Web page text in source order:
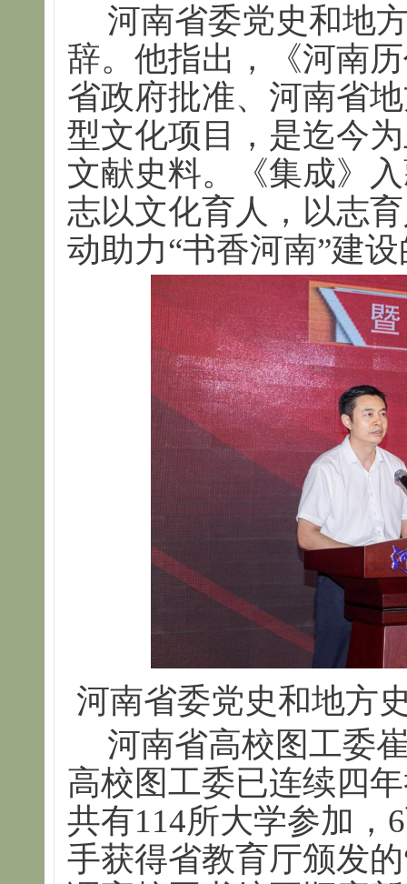
河南省委党史和地
辞。他指出，《河南
省政府批准、河南省
型文化项目，是迄今
文献史料。《集成》
志以文化育人，以志
动助力“书香河南”建
河南省委党史和地方
河南省高校图工委
高校图工委已连续四
共有114所大学参加，
手获得省教育厅颁发